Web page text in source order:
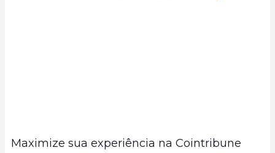
Maximize sua experiência na Cointribune